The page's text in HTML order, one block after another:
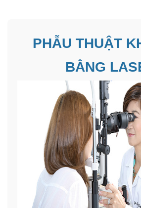
PHẪU THUẬT
BẰNG